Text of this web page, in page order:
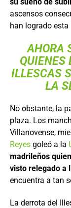
ascensos
han logrado
AHORA
QUIENES
ILLESCAS
LA
No obstante, la
plaza. Los
Villanovense,
Reyes goleó a la
madrileños
visto relegado a
encuentra a tan
La derrota del